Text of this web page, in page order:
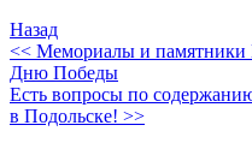
Назад
<< Мемориалы и памятники
Дню Победы
Есть вопросы по
в Подольске! >>